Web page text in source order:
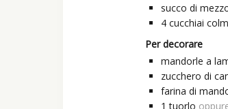
succo di
4 cucchiai
Per decorare
mandorle a
zucchero di
farina di
1 tuorlo